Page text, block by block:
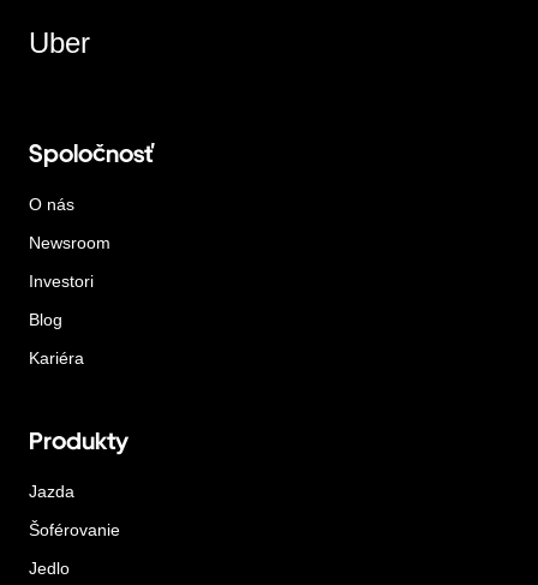
Uber
Spoločnosť
O nás
Newsroom
Investori
Blog
Kariéra
Produkty
Jazda
Šoférovanie
Jedlo